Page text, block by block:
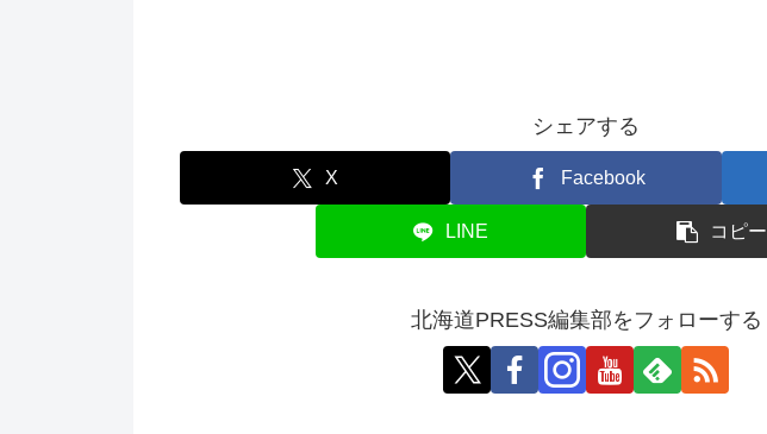
シェアする
X Facebook
LINE コピー
北海道PRESS編集部をフォローする